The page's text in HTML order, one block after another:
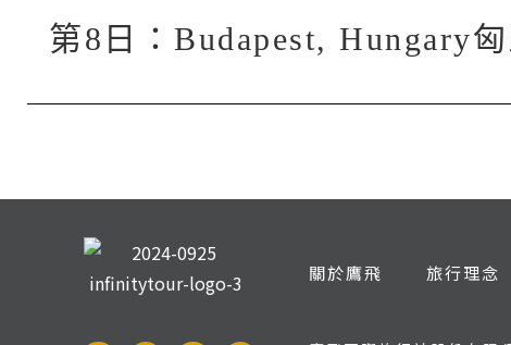
第8日：Budapest, Hungary
關於鷹飛 旅行理念